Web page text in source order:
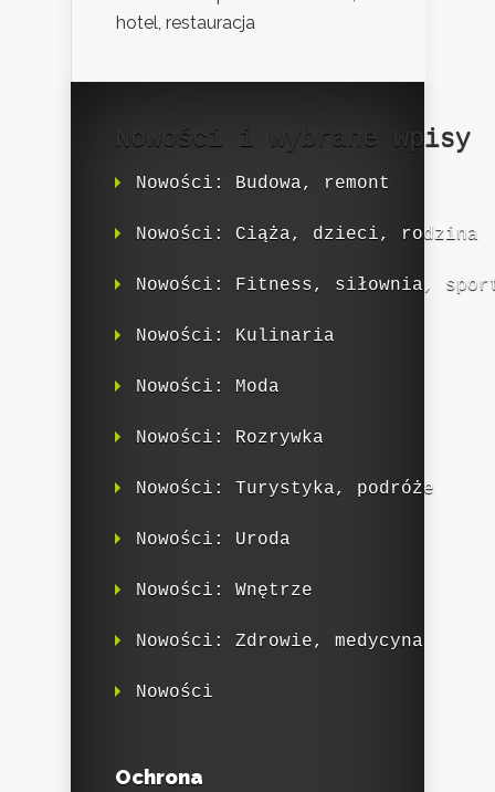
hotel, restauracja
Nowości i wybrane wpisy
Nowości: Budowa, remont
Nowości: Ciąża, dzieci, rodzina
Nowości: Fitness, siłownia,
Nowości: Kulinaria
Nowości: Moda
Nowości: Rozrywka
Nowości: Turystyka, podróże
Nowości: Uroda
Nowości: Wnętrze
Nowości: Zdrowie, medycyna
Nowości
Ochrona